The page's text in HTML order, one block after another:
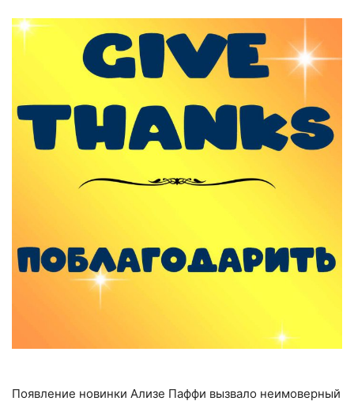
Появление новинки Ализе Паффи вызвало неимоверный